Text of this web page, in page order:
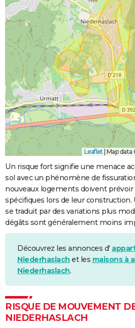
Leaflet Map data
Un risque fort signifie une menace
sol avec un phénomène de
nouveaux logements doivent
spécifiques lors de leur construction.
se traduit par des variations plus
dégâts sont généralement moins
Découvrez les annonces d'
Niederhaslach et les maisons à
Niederhaslach.
RISQUE DE MOUVEMENT
NIEDERHASLACH